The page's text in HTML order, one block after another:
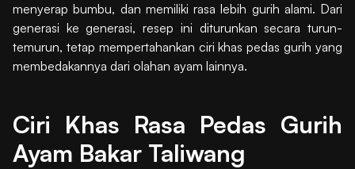
menyerap bumbu, dan memiliki rasa lebih gurih alami. Dari
generasi ke generasi, resep ini diturunkan secara turun-
temurun, tetap mempertahankan ciri khas pedas gurih yang
membedakannya dari olahan ayam lainnya.
Ciri Khas Rasa Pedas Gurih
Ayam Bakar Taliwang